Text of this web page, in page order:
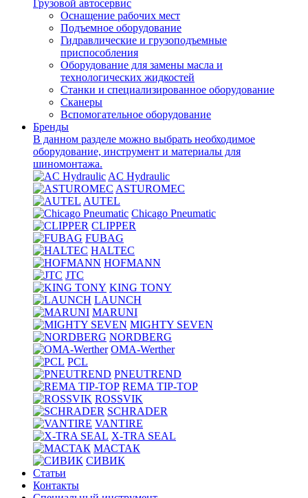
Грузовой автосервис
Оснащение рабочих мест
Подъемное оборудование
Гидравлические и грузоподъемные
приспособления
Оборудование для замены масла и
технологических жидкостей
Станки и специализированное оборудование
Сканеры
Вспомогательное оборудование
Бренды
В данном разделе можно выбрать необходимое
оборудование, инструмент и материалы для
шиномонтажа.
AC Hydraulic
ASTUROMEC
AUTEL
Chicago Pneumatic
CLIPPER
FUBAG
HALTEC
HOFMANN
JTC
KING TONY
LAUNCH
MARUNI
MIGHTY SEVEN
NORDBERG
OMA-Werther
PCL
PNEUTREND
REMA TIP-TOP
ROSSVIK
SCHRADER
VANTIRE
X-TRA SEAL
МАСТАК
СИВИК
Статьи
Контакты